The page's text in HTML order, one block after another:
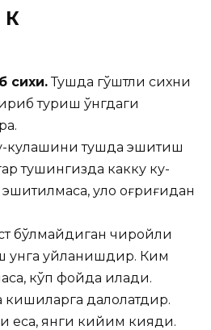
К
сихи.Тушда гўштли сихни
туриш ўнгдаги
кулашини тушда эшитиш
тушингизда какку ку-
қулоқ оғриғидан
бўлмайдиган чиройли
унга уйланишдир. Ким
кўп фойда қилади.
кишиларга далолатдир.
еса, янги кийим кияди.